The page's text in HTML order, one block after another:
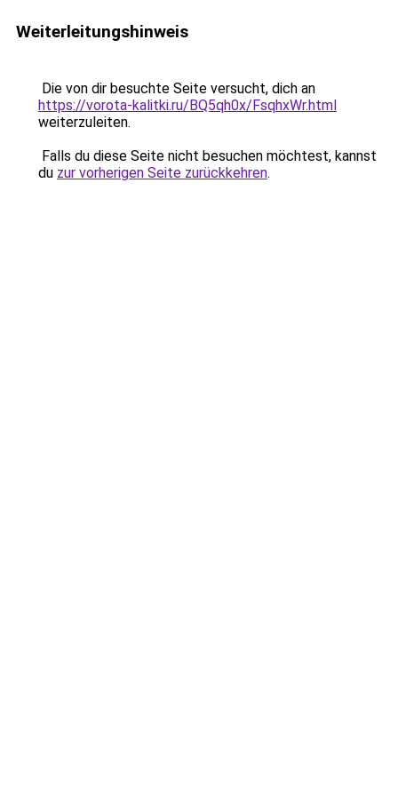
Weiterleitungshinweis
Die von dir besuchte Seite versucht, dich an
https://vorota-kalitki.ru/BQ5qh0x/FsqhxWr.html
weiterzuleiten.
Falls du diese Seite nicht besuchen möchtest, kannst
du zur vorherigen Seite zurückkehren.